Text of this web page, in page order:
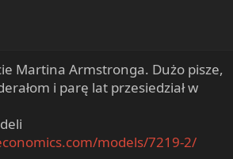
Martina Armstronga. Dużo pisze,
i parę lat przesiedział w
models/7219-2/